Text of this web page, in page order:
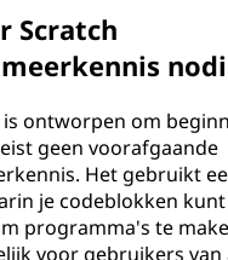
Scratch
is ontworpen om
geen voorafgaande
Het gebruikt
je codeblokken
programma's te
voor gebruikers van